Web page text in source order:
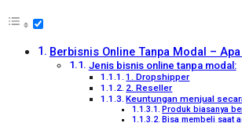
Berbisnis Online Tanpa Modal – Apa
Jenis bisnis online tanpa modal:
1. Dropshipper
2. Reseller
Keuntungan menjual
Produk biasanya
Bisa membeli saat